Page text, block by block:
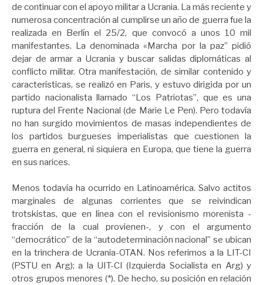
de continuar con el apoyo militar a Ucrania. La más reciente y
numerosa concentración al cumplirse un año de guerra fue la
realizada en Berlín el 25/2, que convocó a unos 10 mil
manifestantes. La denominada «Marcha por la paz” pidió
dejar de armar a Ucrania y buscar salidas diplomáticas al
conflicto militar. Otra manifestación, de similar contenido y
características, se realizó en Paris, y estuvo dirigida por un
partido nacionalista llamado “Los Patriotas”, que es una
ruptura del Frente Nacional (de Marie Le Pen). Pero todavía
no han surgido movimientos de masas independientes de
los partidos burgueses imperialistas que cuestionen la
guerra en general, ni siquiera en Europa, que tiene la guerra
en sus narices.
Menos todavía ha ocurrido en Latinoamérica. Salvo actitos
marginales de algunas corrientes que se reivindican
trotskistas, que en línea con el revisionismo morenista -
fracción de la cual provienen-, y con el argumento
“democrático” de la “autodeterminación nacional” se ubican
en la trinchera de Ucrania-OTAN. Nos referimos a la LIT-CI
(PSTU en Arg); a la UIT-CI (Izquierda Socialista en Arg) y
otros grupos menores (*). De hecho, su posición en relación